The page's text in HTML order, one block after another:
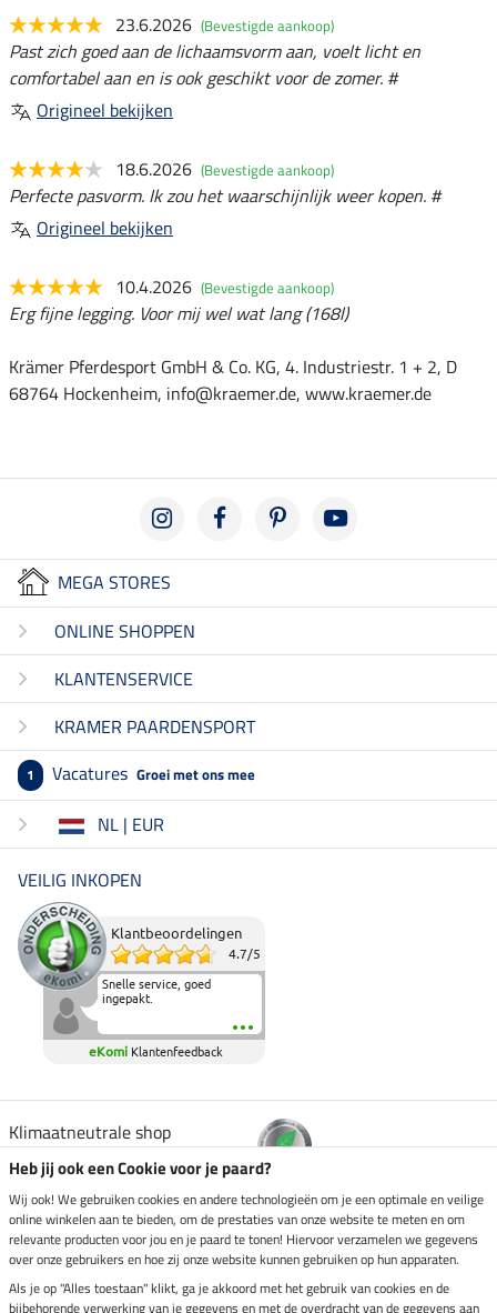
23.6.2026 (Bevestigde aankoop)
Past zich goed aan de lichaamsvorm aan, voelt licht en
comfortabel aan en is ook geschikt voor de zomer. #
Origineel bekijken
18.6.2026 (Bevestigde aankoop)
Perfecte pasvorm. Ik zou het waarschijnlijk weer kopen. #
Origineel bekijken
10.4.2026 (Bevestigde aankoop)
Erg fijne legging. Voor mij wel wat lang (168l)
Krämer Pferdesport GmbH & Co. KG, 4. Industriestr. 1 + 2, D
68764 Hockenheim, info@kraemer.de, www.kraemer.de
MEGA STORES
ONLINE SHOPPEN
KLANTENSERVICE
KRAMER PAARDENSPORT
1 Vacatures Groei met ons mee
NL | EUR
VEILIG INKOPEN
Klantbeoordelingen
4.7/5
Snelle service, goed
ingepakt.
eKomi Klantenfeedback
Klimaatneutrale shop
Verzending per
Veilig betalen met
Heb jij ook een Cookie voor je paard?
Wij ook! We gebruiken cookies en andere technologieën om je een optimale en veilige
online winkelen aan te bieden, om de prestaties van onze website te meten en om
relevante producten voor jou en je paard te tonen! Hiervoor verzamelen we gegevens
over onze gebruikers en hoe zij onze website kunnen gebruiken op hun apparaten.
Als je op "Alles toestaan" klikt, ga je akkoord met het gebruik van cookies en de
bijbehorende verwerking van je gegevens en met de overdracht van de gegevens aan